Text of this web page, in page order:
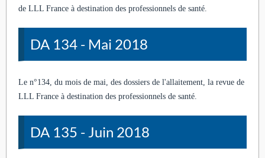
de LLL France à destination des professionnels de santé.
DA 134 - Mai 2018
Le n°134, du mois de mai, des dossiers de l'allaitement, la revue de
LLL France à destination des professionnels de santé.
DA 135 - Juin 2018